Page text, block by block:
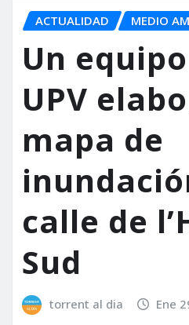
ACTUALIDAD MEDIO
Un
UPV
mapa de
calle de
Sud
torrent al dia Ene